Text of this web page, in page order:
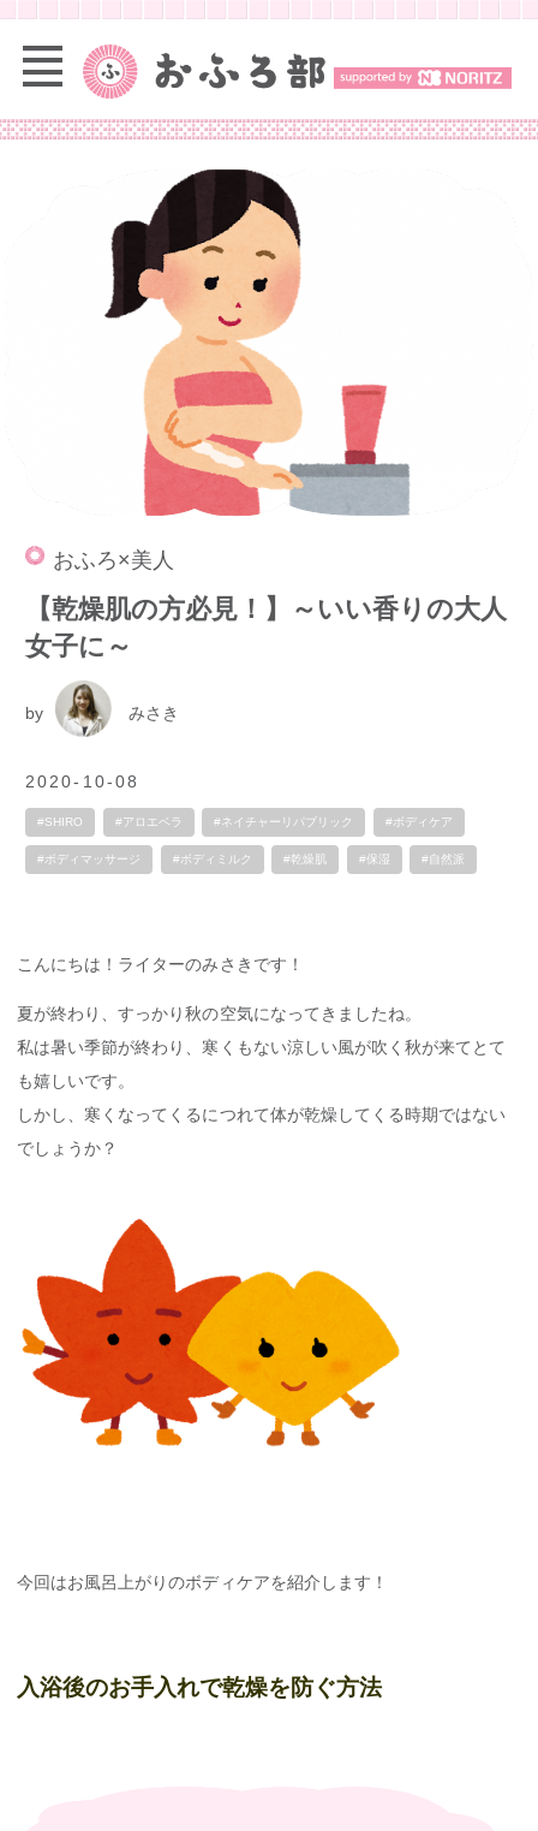
おふろ×美人
【乾燥肌の方必見！】～いい香りの大人
女子に～
by みさき
2020-10-08
#SHIRO #アロエベラ #ネイチャーリパブリック #ボディケア
#ボディマッサージ #ボディミルク #乾燥肌 #保湿 #自然派
こんにちは！ライターのみさきです！
夏が終わり、すっかり秋の空気になってきましたね。
私は暑い季節が終わり、寒くもない涼しい風が吹く秋が来てとて
も嬉しいです。
しかし、寒くなってくるにつれて体が乾燥してくる時期ではない
でしょうか？
今回はお風呂上がりのボディケアを紹介します！
入浴後のお手入れで乾燥を防ぐ方法